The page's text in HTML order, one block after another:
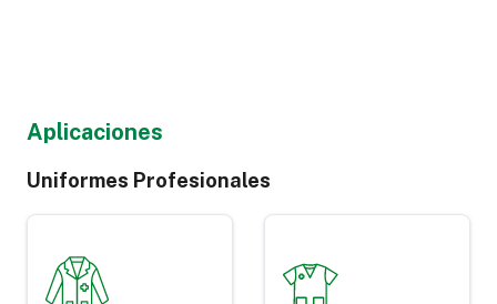
Aplicaciones
Uniformes Profesionales